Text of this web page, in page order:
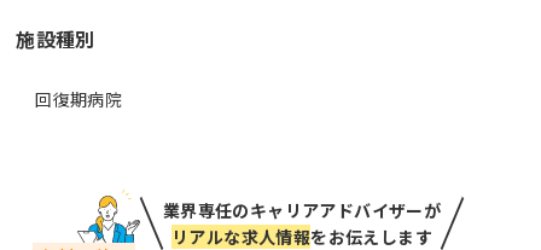
施設種別
回復期病院
業界専任のキャリアアドバイザーが
リアルな求人情報をお伝えします